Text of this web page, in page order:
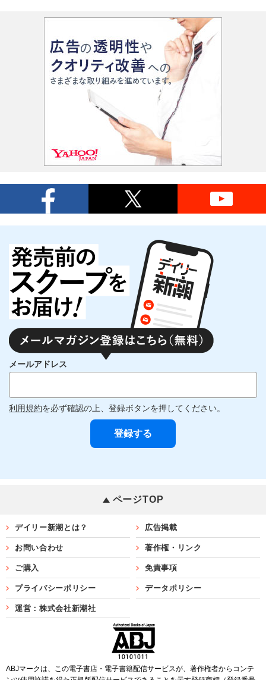
メールアドレス
利用規約を必ず確認の上、登録ボタンを押してください。
ページTOP
デイリー新潮とは？ 広告掲載
お問い合わせ 著作権・リンク
ご購入 免責事項
プライバシーポリシー データポリシー
運営：株式会社新潮社
ABJマークは、この電子書店・電子書籍配信サービスが、著作権者からコンテ